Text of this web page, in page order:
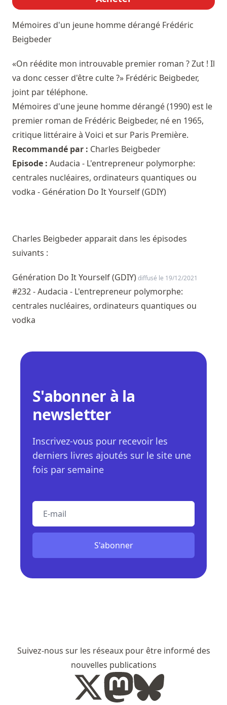
Mémoires d'un jeune homme dérangé Frédéric
Beigbeder
«On réédite mon introuvable premier roman ? Zut ! Il
va donc cesser d'être culte ?» Frédéric Beigbeder,
joint par téléphone.
Mémoires d'une jeune homme dérangé (1990) est le
premier roman de Frédéric Beigbeder, né en 1965,
critique littéraire à Voici et sur Paris Première.
Recommandé par : Charles Beigbeder
Episode : Audacia - L'entrepreneur polymorphe:
centrales nucléaires, ordinateurs quantiques ou
vodka - Génération Do It Yourself (GDIY)
Charles Beigbeder apparait dans les épisodes
suivants :
Génération Do It Yourself (GDIY)diffusé le 19/12/2021
#232 - Audacia - L'entrepreneur polymorphe:
centrales nucléaires, ordinateurs quantiques ou
vodka
S'abonner à la
newsletter
Inscrivez-vous pour recevoir les
derniers livres ajoutés sur le site une
fois par semaine
E-mail
S'abonner
Suivez-nous sur les réseaux pour être informé des
nouvelles publications